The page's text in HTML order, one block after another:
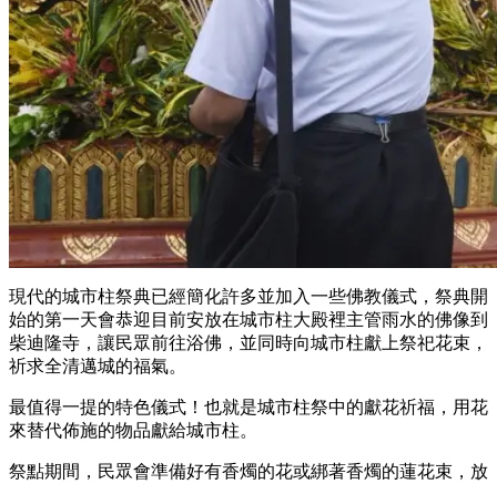
現代的城市柱祭典已經簡化許多並加入一些佛教儀式，祭典開
始的第一天會恭迎目前安放在城市柱大殿裡主管雨水的佛像到
柴迪隆寺，讓民眾前往浴佛，並同時向城市柱獻上祭祀花束，
祈求全清邁城的福氣。
最值得一提的特色儀式！也就是城市柱祭中的獻花祈福，用花
來替代佈施的物品獻給城市柱。
祭點期間，民眾會準備好有香燭的花或綁著香燭的蓮花束，放